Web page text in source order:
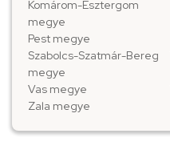
Komárom-Esztergom
megye
Pest megye
Szabolcs-Szatmár-Bereg
megye
Vas megye
Zala megye